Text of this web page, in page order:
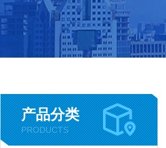
产品分类
PRODUCTS